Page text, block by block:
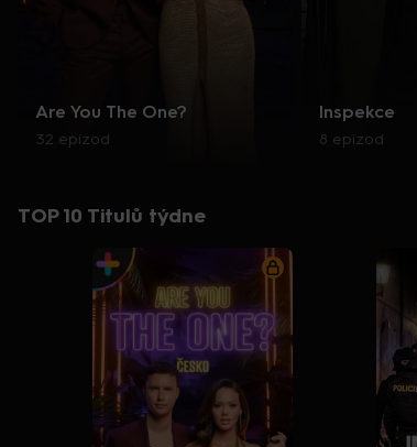
Are You The One?
32 epizod
Inspekce
8 epizod
TOP 10 Titulů týdne